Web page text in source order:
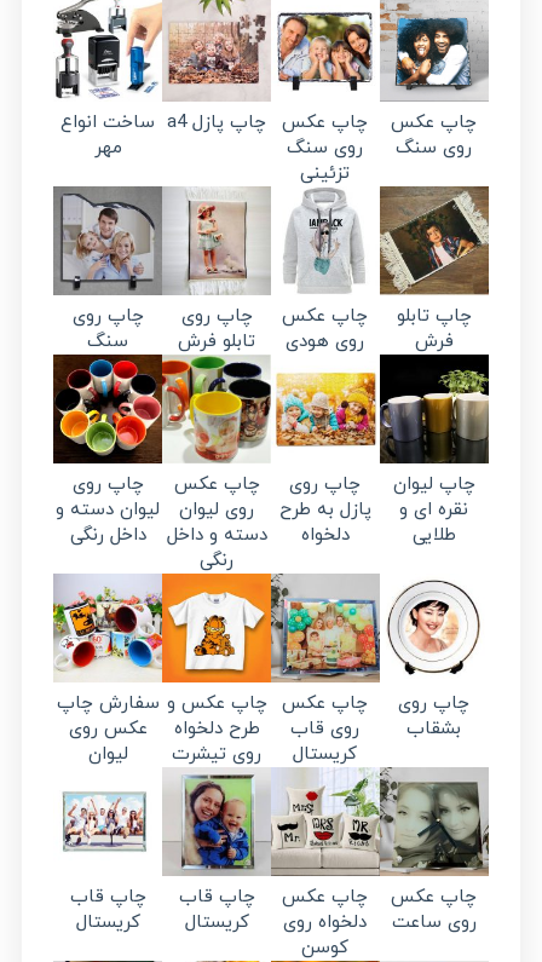
چاپ عکس
روی سنگ
چاپ عکس
روی سنگ
تزئینی
چاپ پازل a4
ساخت انواع
مهر
چاپ تابلو
فرش
چاپ عکس
روی هودی
چاپ روی
تابلو فرش
چاپ روی
سنگ
چاپ لیوان
نقره ای و
طلایی
چاپ روی
پازل به طرح
دلخواه
چاپ عکس
روی لیوان
دسته و داخل
رنگی
چاپ روی
لیوان دسته و
داخل رنگی
چاپ روی
بشقاب
چاپ عکس
روی قاب
کریستال
چاپ عکس و
طرح دلخواه
روی تیشرت
سفارش چاپ
عکس روی
لیوان
چاپ عکس
روی ساعت
چاپ عکس
دلخواه روی
کوسن
چاپ قاب
کریستال
چاپ قاب
کریستال